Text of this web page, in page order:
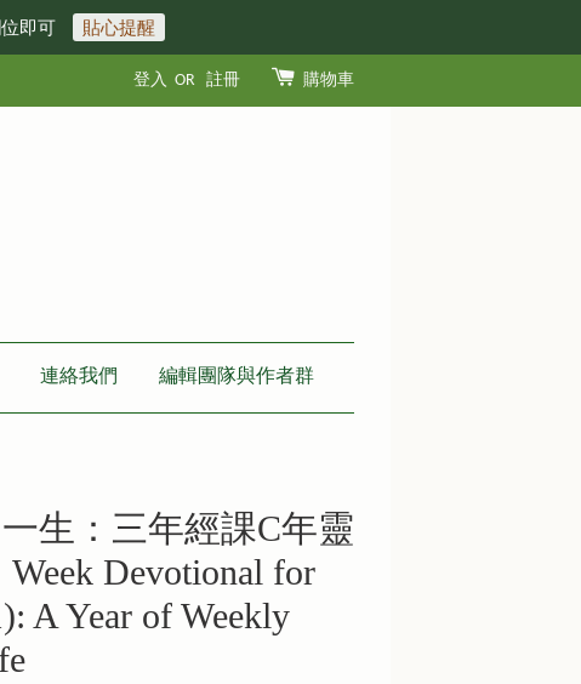
即可 貼心提醒
登入 OR 註冊 購物車
連絡我們 編輯團隊與作者群
生：三年經課C年靈
Devotional for
A Year of Weekly